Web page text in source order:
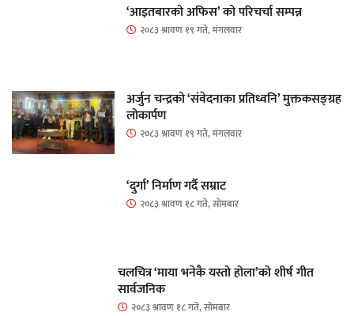
‘आइतबारको अफिस’ को परिचर्चा सम्पन्न
२०८३ श्रावण १९ गते, मंगलवार
अर्जुन चन्द्रको ‘संवेदनाका प्रतिध्वनि’ मुक्तकसङ्ग्रह
लोकार्पण
२०८३ श्रावण १९ गते, मंगलवार
‘दुर्गा’ निर्माण गर्दै सम्राट
२०८३ श्रावण १८ गते, सोमबार
चलचित्र ‘माया भनेकै यस्तो होला’को शीर्ष गीत
सार्वजनिक
२०८३ श्रावण १८ गते, सोमबार